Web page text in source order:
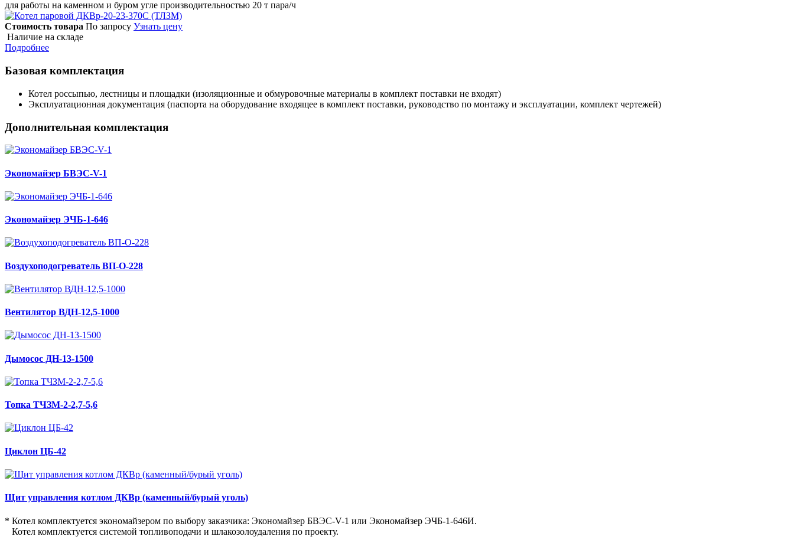
для работы на каменном и буром угле производительностью 20 т пара/ч
Стоимость товара По запросу Узнать цену
Наличие на складе
Подробнее
Базовая комплектация
Котел россыпью, лестницы и площадки (изоляционные и обмуровочные материалы в комплект поставки не входят)
Эксплуатационная документация (паспорта на оборудование входящее в комплект поставки, руководство по монтажу и эксплуатации, комплект чертежей)
Дополнительная комплектация
Экономайзер БВЭС-V-1
Экономайзер ЭЧБ-1-646
Воздухоподогреватель ВП-О-228
Вентилятор ВДН-12,5-1000
Дымосос ДН-13-1500
Топка ТЧЗМ-2-2,7-5,6
Циклон ЦБ-42
Щит управления котлом ДКВр (каменный/бурый уголь)
* Котел комплектуется экономайзером по выбору заказчика: Экономайзер БВЭС-V-1 или Экономайзер ЭЧБ-1-646И.
Котел комплектуется системой топливоподачи и шлакозолоудаления по проекту.